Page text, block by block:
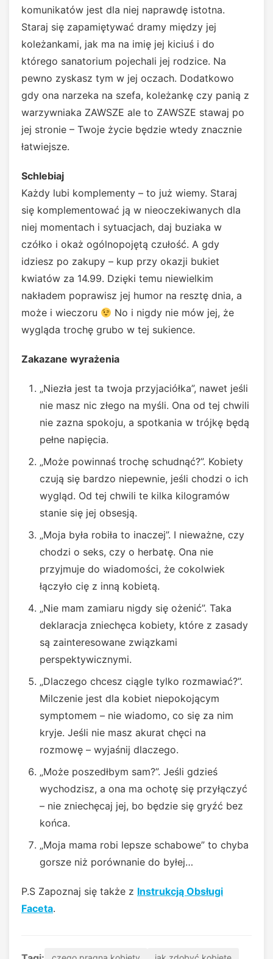
komunikatów jest dla niej naprawdę istotna.
Staraj się zapamiętywać dramy między jej
koleżankami, jak ma na imię jej kiciuś i do
którego sanatorium pojechali jej rodzice. Na
pewno zyskasz tym w jej oczach. Dodatkowo
gdy ona narzeka na szefa, koleżankę czy panią z
warzywniaka ZAWSZE ale to ZAWSZE stawaj po
jej stronie – Twoje życie będzie wtedy znacznie
łatwiejsze.
Schlebiaj
Każdy lubi komplementy – to już wiemy. Staraj
się komplementować ją w nieoczekiwanych dla
niej momentach i sytuacjach, daj buziaka w
czółko i okaż ogólnopojętą czułość. A gdy
idziesz po zakupy – kup przy okazji bukiet
kwiatów za 14.99. Dzięki temu niewielkim
nakładem poprawisz jej humor na resztę dnia, a
może i wieczoru
No i nigdy nie mów jej, że
wygląda trochę grubo w tej sukience.
Zakazane wyrażenia
„Niezła jest ta twoja przyjaciółka”, nawet jeśli
nie masz nic złego na myśli. Ona od tej chwili
nie zazna spokoju, a spotkania w trójkę będą
pełne napięcia.
„Może powinnaś trochę schudnąć?”. Kobiety
czują się bardzo niepewnie, jeśli chodzi o ich
wygląd. Od tej chwili te kilka kilogramów
stanie się jej obsesją.
„Moja była robiła to inaczej”. I nieważne, czy
chodzi o seks, czy o herbatę. Ona nie
przyjmuje do wiadomości, że cokolwiek
łączyło cię z inną kobietą.
„Nie mam zamiaru nigdy się ożenić”. Taka
deklaracja zniechęca kobiety, które z zasady
są zainteresowane związkami
perspektywicznymi.
„Dlaczego chcesz ciągle tylko rozmawiać?”.
Milczenie jest dla kobiet niepokojącym
symptomem – nie wiadomo, co się za nim
kryje. Jeśli nie masz akurat chęci na
rozmowę – wyjaśnij dlaczego.
„Może poszedłbym sam?”. Jeśli gdzieś
wychodzisz, a ona ma ochotę się przyłączyć
– nie zniechęcaj jej, bo będzie się gryźć bez
końca.
„Moja mama robi lepsze schabowe” to chyba
gorsze niż porównanie do byłej…
P.S Zapoznaj się także z Instrukcją Obsługi
Faceta.